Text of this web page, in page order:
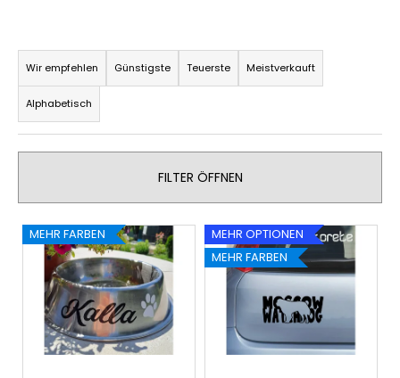
P
o
d
u
s
o
Wir empfehlen Günstigste Teuerste Meistverkauft
Alphabetisch
FILTER ÖFFNEN
L
i
MEHR FARBEN
MEHR OPTIONEN
MEHR FARBEN
p
e
h
l
e
AUFKLEBER
NACH
IHREM
FOTO
€16,48